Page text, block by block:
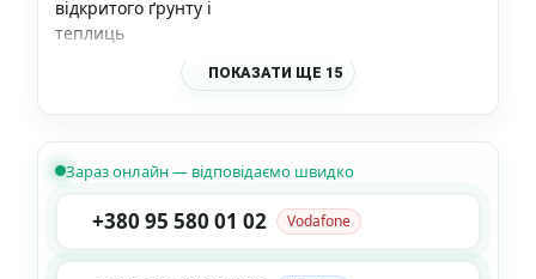
відкритого ґрунту і
теплиць
ПОКАЗАТИ ЩЕ 15
Зараз онлайн — відповідаємо швидко
+380 95 580 01 02 Vodafone